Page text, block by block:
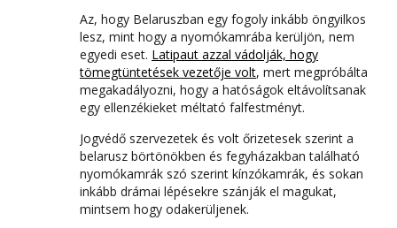
Az, hogy Belaruszban egy fogoly inkább öngyilkos
lesz, mint hogy a nyomókamrába kerüljön, nem
egyedi eset. Latipaut azzal vádolják, hogy
tömegtüntetések vezetője volt, mert megpróbálta
megakadályozni, hogy a hatóságok eltávolítsanak
egy ellenzékieket méltató falfestményt.
Jogvédő szervezetek és volt őrizetesek szerint a
belarusz börtönökben és fegyházakban található
nyomókamrák szó szerint kínzókamrák, és sokan
inkább drámai lépésekre szánják el magukat,
mintsem hogy odakerüljenek.